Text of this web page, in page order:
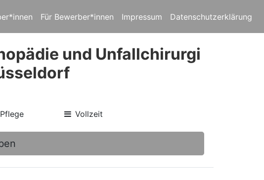
Für Bewerber*innen Impressum Datenschutzerklärung
und Unfallchirurgi
Vollzeit